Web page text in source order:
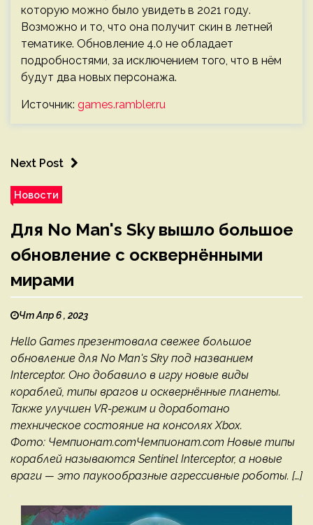
которую можно было увидеть в 2021 году.
Возможно и то, что она получит скин в летней
тематике. Обновление 4.0 не обладает
подробностями, за исключением того, что в нём
будут два новых персонажа.
Источник: games.rambler.ru
Next Post
Новости
Для No Man's Sky вышло большое
обновление с осквернёнными
мирами
Чт Апр 6 , 2023
Hello Games презентовала свежее большое
обновление для No Man's Sky под названием
Interceptor. Оно добавило в игру новые виды
кораблей, типы врагов и осквернённые планеты.
Также улучшен VR-режим и доработано
техническое состояние на консолях Xbox.
Фото: Чемпионат.comЧемпионат.com Новые типы
кораблей называются Sentinel Interceptor, а новые
враги — это паукообразные агрессивные роботы. […]